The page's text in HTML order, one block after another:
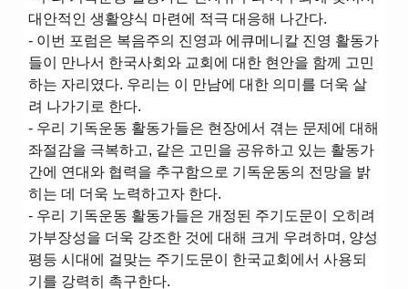
대안적인 생활양식 마련에 적극 대응해 나간다.
- 이번 포럼은 복음주의 진영과 에큐메니칼 진영 활동가
들이 만나서 한국사회와 교회에 대한 현안을 함께 고민
하는 자리였다. 우리는 이 만남에 대한 의미를 더욱 살
려 나가기로 한다.
- 우리 기독운동 활동가들은 현장에서 겪는 문제에 대해
좌절감을 극복하고, 같은 고민을 공유하고 있는 활동가
간에 연대와 협력을 추구함으로 기독운동의 전망을 밝
히는 데 더욱 노력하고자 한다.
- 우리 기독운동 활동가들은 개정된 주기도문이 오히려
가부장성을 더욱 강조한 것에 대해 크게 우려하며, 양성
평등 시대에 걸맞는 주기도문이 한국교회에서 사용되
기를 강력히 촉구한다.